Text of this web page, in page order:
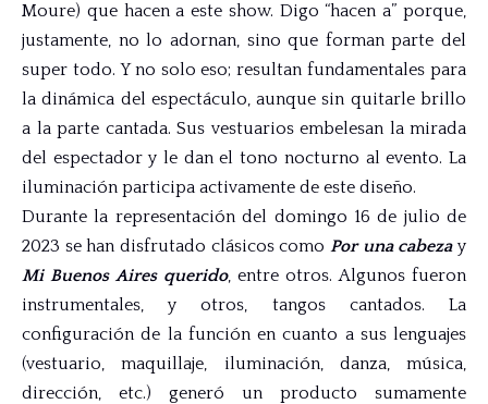
Moure) que hacen a este show. Digo “hacen a” porque,
justamente, no lo adornan, sino que forman parte del
super todo. Y no solo eso; resultan fundamentales para
la dinámica del espectáculo, aunque sin quitarle brillo
a la parte cantada. Sus vestuarios embelesan la mirada
del espectador y le dan el tono nocturno al evento. La
iluminación participa activamente de este diseño.
Durante la representación del domingo 16 de julio de
2023 se han disfrutado clásicos como Por una cabezay
Mi Buenos Aires querido, entre otros. Algunos fueron
instrumentales, y otros, tangos cantados. La
configuración de la función en cuanto a sus lenguajes
(vestuario, maquillaje, iluminación, danza, música,
dirección, etc.) generó un producto sumamente